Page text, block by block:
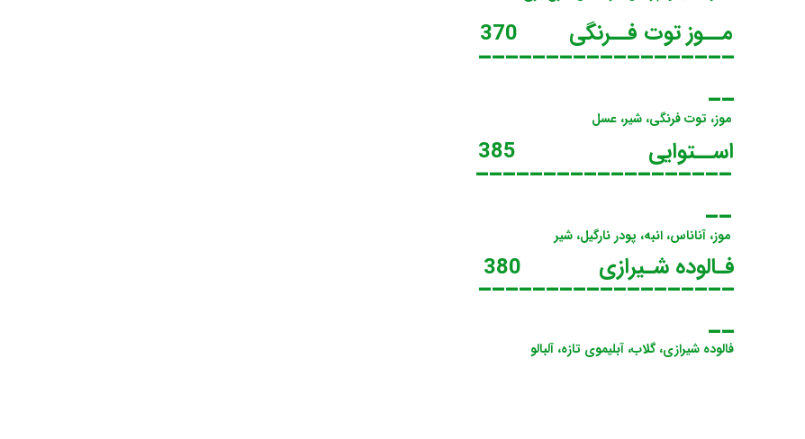
مــوز توت فــرنگی 370
اســتوایی 385
___________________
__
___________________
__
380
___________________
__
فـالوده شـیرازی
موز، آناناس، انبه، پودر نارگیل، شیر
فالوده شیرازی، گلاب، آبلیموی تازه، آلبالو
موز، توت فرنگی، شیر، عسل